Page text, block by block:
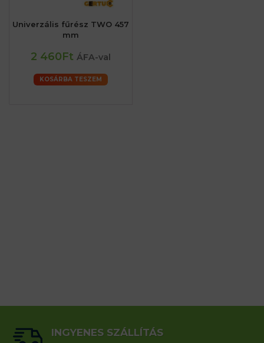
Univerzális fűrész TWO 457
mm
2 460Ft ÁFA-val
KOSÁRBA TESZEM
INGYENES SZÁLLÍTÁS